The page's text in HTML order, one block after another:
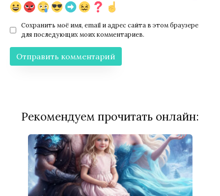
Сохранить моё имя, email и адрес сайта в этом браузере
для последующих моих комментариев.
Рекомендуем прочитать онлайн: